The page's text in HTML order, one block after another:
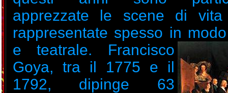
apprezzate le scene di vita
rappresentate spesso in
e teatrale. Francisco
Goya, tra il 1775 e il
1792, dipinge 63